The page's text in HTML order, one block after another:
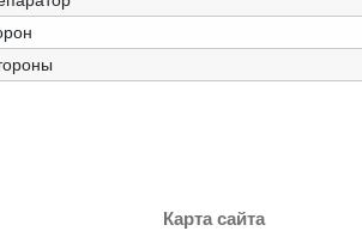
Карта сайта